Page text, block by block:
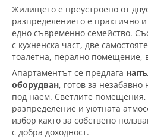
Жилището е преустроено от
разпределението е практично
едно съвременно семейство.
с кухненска част, две
тоалетна, перално помещение,
Апартаментът се предлага
оборудван, готов за
под наем. Светлите
разпределение и уютната
избор както за собствено
с добра доходност.